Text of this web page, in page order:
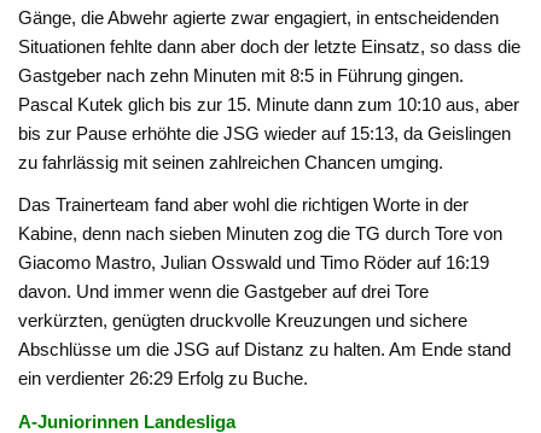
Gänge, die Abwehr agierte zwar engagiert, in entscheidenden
Situationen fehlte dann aber doch der letzte Einsatz, so dass die
Gastgeber nach zehn Minuten mit 8:5 in Führung gingen.
Pascal Kutek glich bis zur 15. Minute dann zum 10:10 aus, aber
bis zur Pause erhöhte die JSG wieder auf 15:13, da Geislingen
zu fahrlässig mit seinen zahlreichen Chancen umging.
Das Trainerteam fand aber wohl die richtigen Worte in der
Kabine, denn nach sieben Minuten zog die TG durch Tore von
Giacomo Mastro, Julian Osswald und Timo Röder auf 16:19
davon. Und immer wenn die Gastgeber auf drei Tore
verkürzten, genügten druckvolle Kreuzungen und sichere
Abschlüsse um die JSG auf Distanz zu halten. Am Ende stand
ein verdienter 26:29 Erfolg zu Buche.
A-Juniorinnen Landesliga